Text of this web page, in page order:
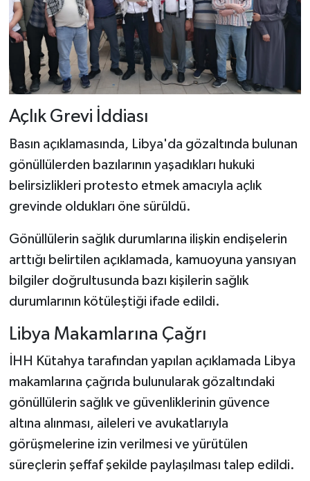
Açlık Grevi İddiası
Basın açıklamasında, Libya'da gözaltında bulunan
gönüllülerden bazılarının yaşadıkları hukuki
belirsizlikleri protesto etmek amacıyla açlık
grevinde oldukları öne sürüldü.
Gönüllülerin sağlık durumlarına ilişkin endişelerin
arttığı belirtilen açıklamada, kamuoyuna yansıyan
bilgiler doğrultusunda bazı kişilerin sağlık
durumlarının kötüleştiği ifade edildi.
Libya Makamlarına Çağrı
İHH Kütahya tarafından yapılan açıklamada Libya
makamlarına çağrıda bulunularak gözaltındaki
gönüllülerin sağlık ve güvenliklerinin güvence
altına alınması, aileleri ve avukatlarıyla
görüşmelerine izin verilmesi ve yürütülen
süreçlerin şeffaf şekilde paylaşılması talep edildi.